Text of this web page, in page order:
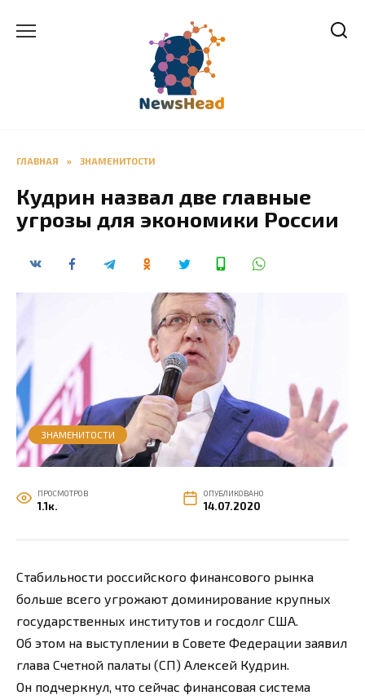
ГЛАВНАЯ » ЗНАМЕНИТОСТИ
Кудрин назвал две главные
угрозы для экономики России
ЗНАМЕНИТОСТИ
ПРОСМОТРОВ
1.1к.
ОПУБЛИКОВАНО
14.07.2020
Стабильности российского финансового рынка
больше всего угрожают доминирование крупных
государственных институтов и госдолг США.
Об этом на выступлении в Совете Федерации заявил
глава Счетной палаты (СП) Алексей Кудрин.
Он подчеркнул, что сейчас финансовая система